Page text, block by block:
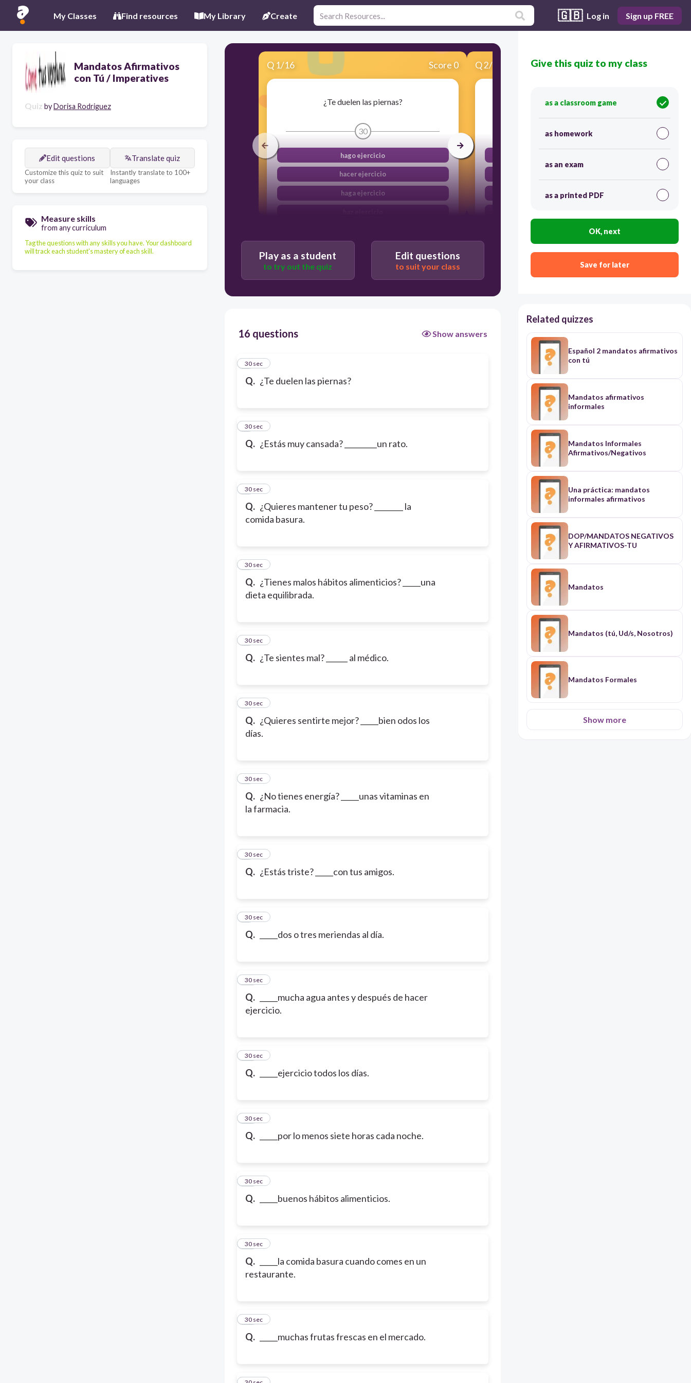
My Classes Find resources My Library Create 🇬🇧 Log in Sign up FREE
Mandatos Afirmativos
con Tú / Imperatives
Quiz byDorisa Rodriguez
Edit questions
Customize this quiz to suit
your class
Translate quiz
Instantly translate to 100+
languages
Measure skills
from any curriculum
Tag the questions with any skills you have. Your dashboard
will track each student's mastery of each skill.
Q 1/16 Score 0
¿Te duelen las piernas?
30
hago ejercicio
hacer ejercicio
haga ejercicio
Q2/16 Score 0
¿Estás muy cansada? _________un rato.
30
Descansa
Play as a student
to try out the quiz
Edit questions
to suit your class
16 questions Show answers
Q. ¿Te duelen las piernas?
1
30 sec
Q. ¿Estás muy cansada? _________un rato.
2
30 sec
Q. ¿Quieres mantener tu peso? ________ la
comida basura.
3
30 sec
Q. ¿Tienes malos hábitos alimenticios? _____una
dieta equilibrada.
4
30 sec
Q. ¿Te sientes mal? ______ al médico.
5
30 sec
Q. ¿Quieres sentirte mejor? _____bien odos los
días.
6
30 sec
Q. ¿No tienes energía? _____unas vitaminas en
la farmacia.
7
30 sec
Q. ¿Estás triste? _____con tus amigos.
8
30 sec
Q. _____dos o tres meriendas al día.
9
30 sec
Q.
_____mucha agua antes y después de hacer
ejercicio.
10
30 sec
Q. _____ejercicio todos los días.
11
30 sec
Q. _____por lo menos siete horas cada noche.
12
30 sec
Q. _____buenos hábitos alimenticios.
13
30 sec
Q.
_____la comida basura cuando comes en un
restaurante.
14
30 sec
Q. _____muchas frutas frescas en el mercado.
15
30 sec
Give this quiz to my class
as a classroom game
as homework
as an exam
as a printed PDF
OK, next
Save for later
Related quizzes
Español 2 mandatos afirmativos
con tú
Mandatos afirmativos
informales
Mandatos Informales
Afirmativos/Negativos
Una práctica: mandatos
informales afirmativos
DOP/MANDATOS NEGATIVOS
Y AFIRMATIVOS-TU
Mandatos
Mandatos (tú, Ud/s, Nosotros)
Mandatos Formales
Show more